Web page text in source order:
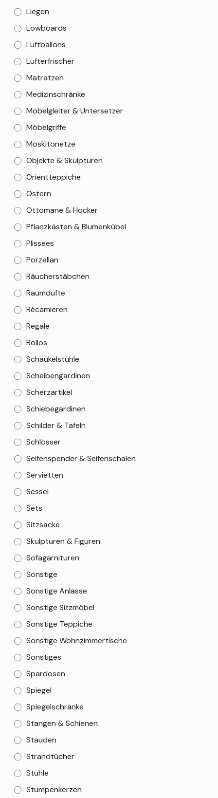
Liegen
Lowboards
Luftballons
Lufterfrischer
Matratzen
Medizinschränke
Möbelgleiter & Untersetzer
Möbelgriffe
Moskitonetze
Objekte & Skulpturen
Orientteppiche
Ostern
Ottomane & Hocker
Pflanzkästen & Blumenkübel
Plissees
Porzellan
Räucherstäbchen
Raumdüfte
Récamieren
Regale
Rollos
Schaukelstühle
Scheibengardinen
Scherzartikel
Schiebegardinen
Schilder & Tafeln
Schlösser
Seifenspender & Seifenschalen
Servietten
Sessel
Sets
Sitzsäcke
Skulpturen & Figuren
Sofagarnituren
Sonstige
Sonstige Anlässe
Sonstige Sitzmöbel
Sonstige Teppiche
Sonstige Wohnzimmertische
Sonstiges
Spardosen
Spiegel
Spiegelschränke
Stangen & Schienen
Stauden
Strandtücher
Stühle
Stumpenkerzen